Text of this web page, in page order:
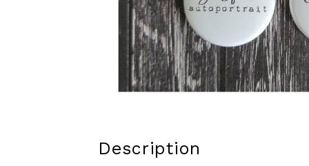
Description